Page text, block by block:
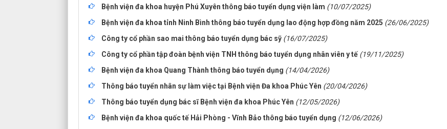
Bệnh viện đa khoa huyện Phú Xuyên thông báo tuyển dụng viện làm (10/07/2025)
Bệnh viện đa khoa tỉnh Ninh Bình thông báo tuyển dụng lao động hợp đồng năm 2025 (26/06/2025)
Công ty cổ phần sao mai thông báo tuyển dụng bác sỹ (16/07/2025)
Công ty cổ phần tập đoàn bệnh viện TNH thông báo tuyển dụng nhân viên y tế (19/11/2025)
Bệnh viện đa khoa Quang Thành thông báo tuyển dụng (14/04/2026)
Thông báo tuyển nhân sự làm việc tại Bệnh viện Đa khoa Phúc Yên (20/04/2026)
Thông báo tuyển dụng bác sĩ Bệnh viện đa khoa Phúc Yên (12/05/2026)
Bệnh viện đa khoa quốc tế Hải Phòng - Vĩnh Bảo thông báo tuyển dụng (12/06/2026)